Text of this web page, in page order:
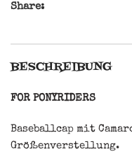
Share:
BESCHREIBUNG
FOR PONYRIDERS
Baseballcap mit
Größenverstellung.